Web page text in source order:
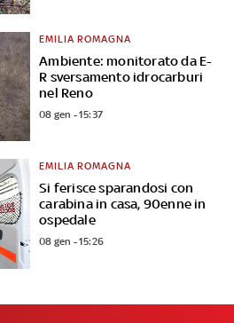
Ambiente: monitorato da E-
R sversamento idrocarburi
nel Reno
EMILIA ROMAGNA
08 gen - 15:37
Si ferisce sparandosi con
carabina in casa, 90enne in
ospedale
EMILIA ROMAGNA
08 gen - 15:26